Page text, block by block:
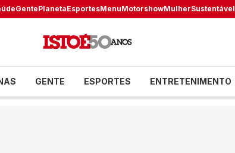
GentePlanetaEsportesMenuMotorshowMulherSustentável
GENTE ESPORTES ENTRETENIMENTO